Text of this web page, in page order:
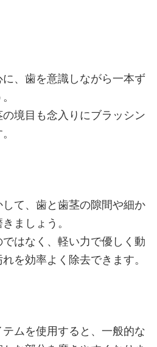
、歯を意識しながら一本ず
境目も念入りにブラッシン
て、歯と歯茎の隙間や細か
ましょう。
はなく、軽い力で優しく動
を効率よく除去できます。
ムを使用すると、一般的な